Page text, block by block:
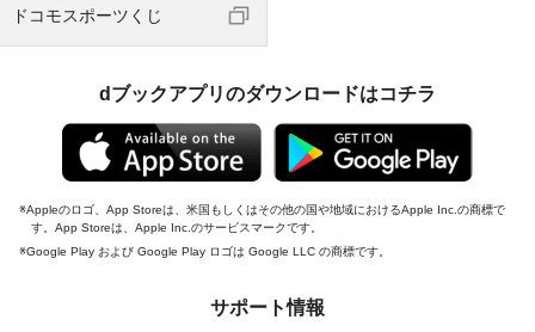
ドコモスポーツくじ
dブックアプリのダウンロードはコチラ
Appleのロゴ、App Storeは、米国もしくはその他の国や地域におけるApple Inc.の商標で
す。App Storeは、Apple Inc.のサービスマークです。
Google Play および Google Play ロゴは Google LLC の商標です。
サポート情報